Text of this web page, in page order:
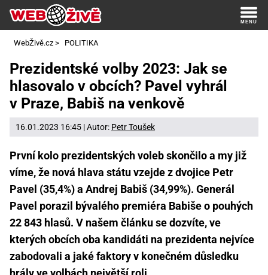
WebŽivě.cz > POLITIKA
Prezidentské volby 2023: Jak se
hlasovalo v obcích? Pavel vyhrál
v Praze, Babiš na venkově
16.01.2023 16:45 | Autor: Petr Toušek
První kolo prezidentských voleb skončilo a my již
víme, že nová hlava státu vzejde z dvojice Petr
Pavel (35,4%) a Andrej Babiš (34,99%). Generál
Pavel porazil bývalého premiéra Babiše o pouhých
22 843 hlasů. V našem článku se dozvíte, ve
kterých obcích oba kandidáti na prezidenta nejvíce
zabodovali a jaké faktory v konečném důsledku